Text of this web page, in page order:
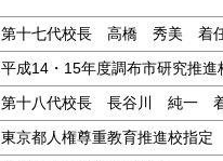
第十七代校長 高橋 秀美 着
平成14・15年度調布市研究推進
第十八代校長 長谷川 純一
東京都人権尊重教育推進校指定